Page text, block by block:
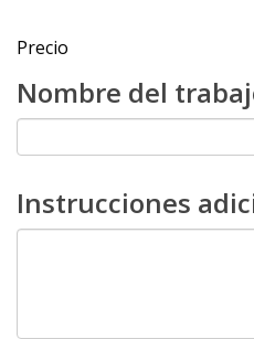
Precio
Nombre del
Instrucciones